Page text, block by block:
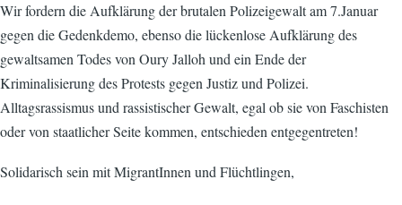
Wir fordern die Aufklärung der brutalen Polizeigewalt am 7.Januar
gegen die Gedenkdemo, ebenso die lückenlose Aufklärung des
gewaltsamen Todes von Oury Jalloh und ein Ende der
Kriminalisierung des Protests gegen Justiz und Polizei.
Alltagsrassismus und rassistischer Gewalt, egal ob sie von Faschisten
oder von staatlicher Seite kommen, entschieden entgegentreten!
Solidarisch sein mit MigrantInnen und Flüchtlingen,